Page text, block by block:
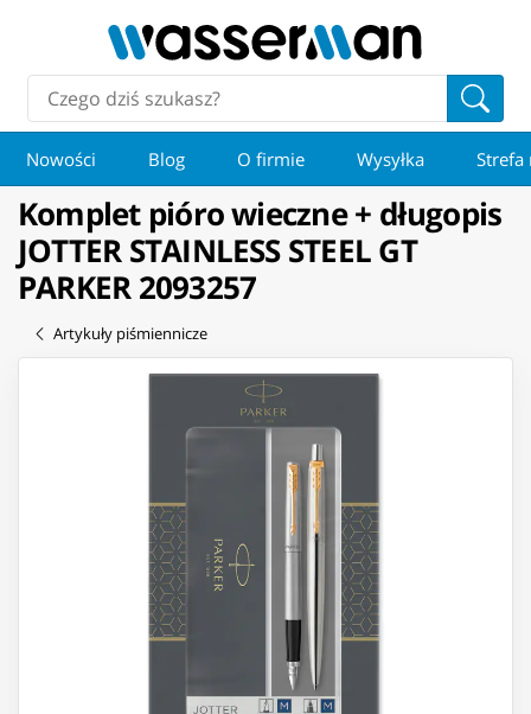
Nowości Blog O firmie Wysyłka Strefa
Komplet pióro wieczne + długopis
JOTTER STAINLESS STEEL GT
PARKER 2093257
Artykuły piśmiennicze